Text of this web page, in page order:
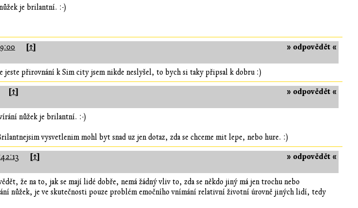
je brilantní. :-)
» odpovědět «
[↑]
jeste přirovnání k Sim city jsem nikde neslyšel, to bych si taky připsal k dobru :)
» odpovědět «
[↑]
nůžek je brilantní. :-)
vysvetlenim mohl byt snad uz jen dotaz, zda se chceme mit lepe, nebo hure. :)
» odpovědět «
[↑]
že na to, jak se mají lidé dobře, nemá žádný vliv to, zda se někdo jiný má jen trochu nebo
nůžek, je ve skutečnosti pouze problém emočního vnímání relativní životní úrovně jiných lidí, tedy